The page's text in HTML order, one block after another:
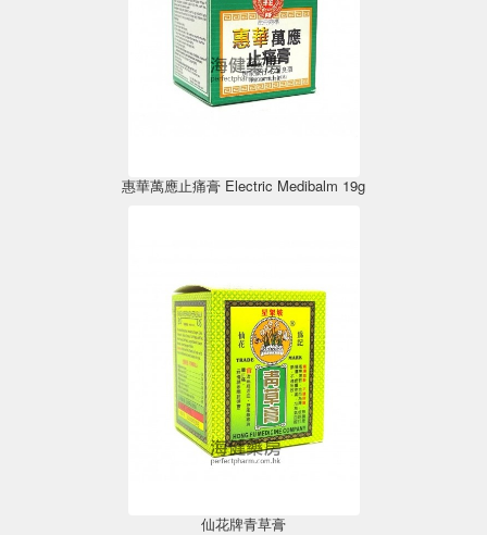
惠華萬應止痛膏 Electric Medibalm 19g
仙花牌青草膏